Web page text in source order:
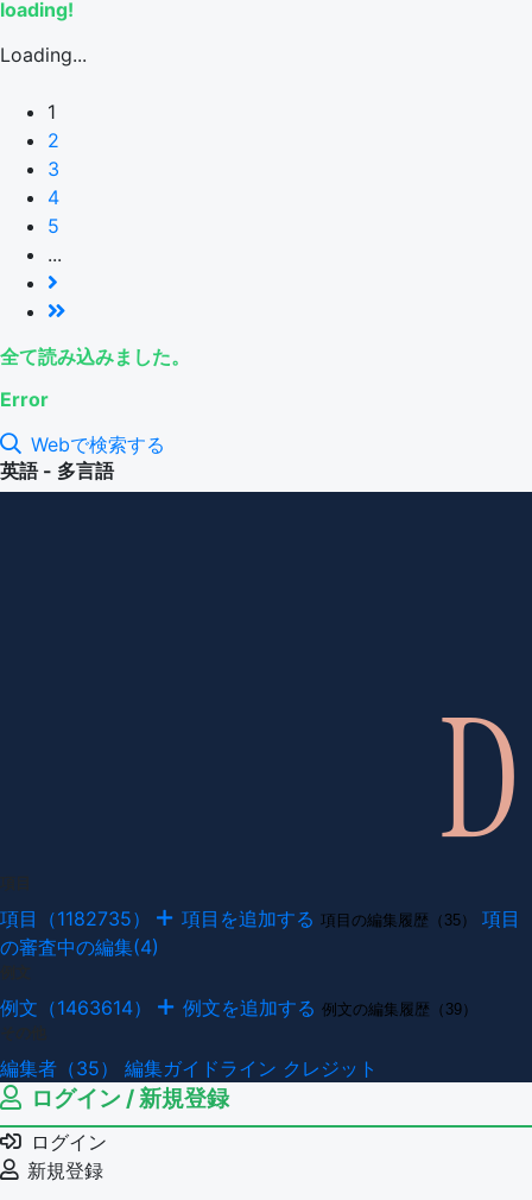
loading!
Loading...
1
2
3
4
5
...
全て読み込みました。
Error
Webで検索する
英語 - 多言語
項目（1182735） 項目を追加する 項目の編集履歴（35）
項目
の審査中の編集(4)
例文（1463614） 例文を追加する 例文の編集履歴（39）
編集者（35） 編集ガイドライン クレジット
ログイン / 新規登録
ログイン
新規登録